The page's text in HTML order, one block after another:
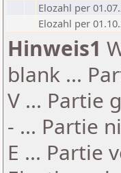
Elozahl per
Elozahl per
Hinweis1
blank ...
V ... Partie
- ... Partie
E ... Partie